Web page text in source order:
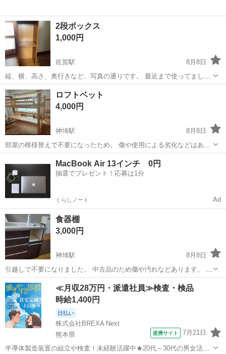
2段ボックス
1,000円
佐賀駅
8月8日
縦、横、高さ、奥行きなど、写真の通りです。 最近まで使ってました
が、模様替えなどしていらなくなったので、投稿させてもらいまし
た。 興味がある方はよろしくお願いします。 日時などは、要相談でお
願いします。
佐賀 佐賀市 佐賀駅 収納家具
ロフトベット
4,000円
神埼駅
8月8日
部屋の模様替えで不要になったため。 傷や使用による劣化などはあり
ますが まだお使いいただけると思います。 分解してのお渡しになりま
す。
MacBook Air 13インチ 0円
抽選でプレゼント！応募は1分
くらしノート Ad
食器棚
3,000円
神埼駅
8月8日
引越しで不要になりました。 中古品のため傷や汚れなどあります。 か
なり重さがあります！ 運び出しはお手伝いいたします。
佐賀 神埼市 神埼駅 収納家具 食器棚
≪月収28万円・派遣社員≫検査・検品
時給1,400円
日払い
株式会社BREXA Next
熊本県
提携サイト 7月21日
半導体製造装置の組立や検査！未経験活躍中★20代～30代の男女活躍